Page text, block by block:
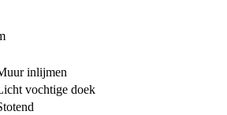
inlijmen
vochtige doek